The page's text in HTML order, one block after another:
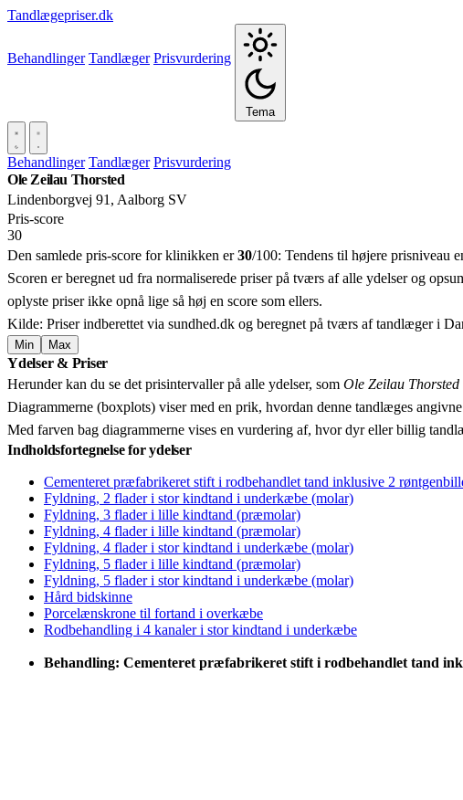
Tandlægepriser.dk
Behandlinger Tandlæger Prisvurdering
Tema
Behandlinger Tandlæger Prisvurdering
Ole Zeilau Thorsted
Lindenborgvej 91, Aalborg SV
Pris‑score
30
Den samlede pris-score for klinikken er30/100: Tendens til højere prisniveau
Scoren er beregnet ud fra normaliserede priser på tværs af alle ydelser og
oplyste priser ikke opnå lige så høj en score som ellers.
Kilde: Priser indberettet via sundhed.dk og beregnet på tværs af tandlæger i
Min Max
+
−
Ydelser & Priser
Herunder kan du se det prisintervaller på alle ydelser, som Ole Zeilau Thorsted
Diagrammerne (boxplots) viser med en prik, hvordan denne tandlæges
Med farven bag diagrammerne vises en vurdering af, hvor dyr eller billig
Indholdsfortegnelse for ydelser
Cementeret præfabrikeret stift i rodbehandlet tand inklusive 2
Fyldning, 2 flader i stor kindtand i underkæbe (molar)
Fyldning, 3 flader i lille kindtand (præmolar)
Fyldning, 4 flader i lille kindtand (præmolar)
Fyldning, 4 flader i stor kindtand i underkæbe (molar)
Fyldning, 5 flader i lille kindtand (præmolar)
Fyldning, 5 flader i stor kindtand i underkæbe (molar)
Hård bidskinne
Porcelænskrone til fortand i overkæbe
Rodbehandling i 4 kanaler i stor kindtand i underkæbe
Behandling: Cementeret præfabrikeret stift i rodbehandlet tand